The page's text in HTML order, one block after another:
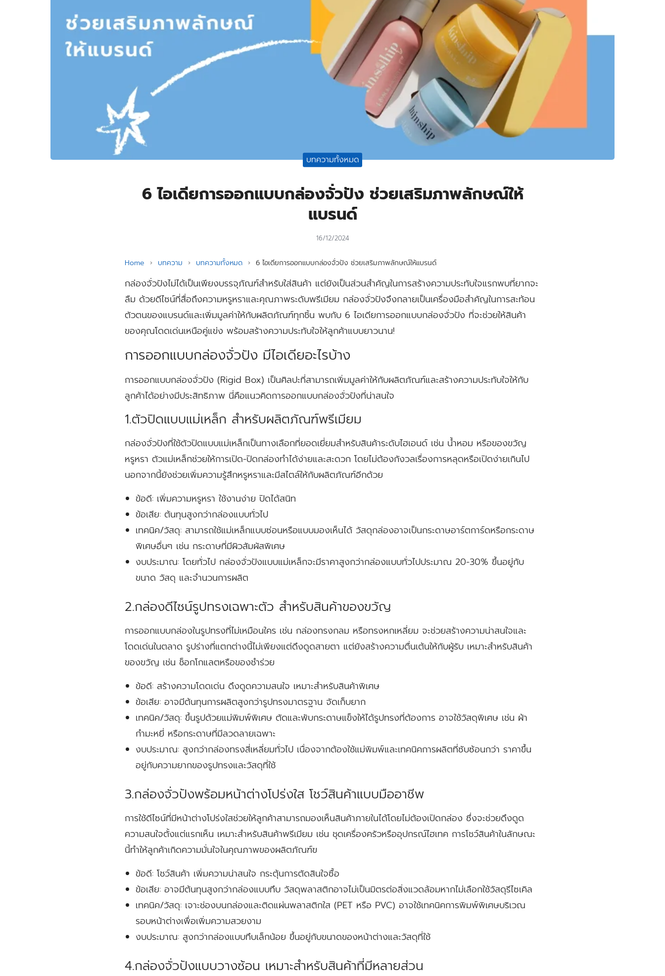
บทความทั้งหมด
6 ไอเดียการออกแบบกล่องจั่วปัง ช่วยเสริมภาพลักษณ์ให้
แบรนด์
16/12/2024
Home › บทความ › บทความทั้งหมด › 6 ไอเดียการออกแบบกล่องจั่วปัง ช่วยเสริมภาพลักษณ์ให้แบรนด์
กล่องจั่วปังไม่ได้เป็นเพียงบรรจุภัณฑ์สำหรับใส่สินค้า แต่ยังเป็นส่วนสำคัญในการสร้างความประทับใจแรกพบที่ยากจะ
ลืม ด้วยดีไซน์ที่สื่อถึงความหรูหราและคุณภาพระดับพรีเมียม กล่องจั่วปังจึงกลายเป็นเครื่องมือสำคัญในการสะท้อน
ตัวตนของแบรนด์และเพิ่มมูลค่าให้กับผลิตภัณฑ์ทุกชิ้น พบกับ 6 ไอเดียการออกแบบกล่องจั่วปัง ที่จะช่วยให้สินค้า
ของคุณโดดเด่นเหนือคู่แข่ง พร้อมสร้างความประทับใจให้ลูกค้าแบบยาวนาน!
การออกแบบกล่องจั่วปัง มีไอเดียอะไรบ้าง
การออกแบบกล่องจั่วปัง (Rigid Box) เป็นศิลปะที่สามารถเพิ่มมูลค่าให้กับผลิตภัณฑ์และสร้างความประทับใจให้กับ
ลูกค้าได้อย่างมีประสิทธิภาพ นี่คือแนวคิดการออกแบบกล่องจั่วปังที่น่าสนใจ
1.ตัวปิดแบบแม่เหล็ก สำหรับผลิตภัณฑ์พรีเมียม
กล่องจั่วปังที่ใช้ตัวปิดแบบแม่เหล็กเป็นทางเลือกที่ยอดเยี่ยมสำหรับสินค้าระดับไฮเอนด์ เช่น น้ำหอม หรือของขวัญ
หรูหรา ตัวแม่เหล็กช่วยให้การเปิด-ปิดกล่องทำได้ง่ายและสะดวก โดยไม่ต้องกังวลเรื่องการหลุดหรือเปิดง่ายเกินไป
นอกจากนี้ยังช่วยเพิ่มความรู้สึกหรูหราและมีสไตล์ให้กับผลิตภัณฑ์อีกด้วย
ข้อดี:เพิ่มความหรูหรา ใช้งานง่าย ปิดได้สนิท
ข้อเสีย:ต้นทุนสูงกว่ากล่องแบบทั่วไป
เทคนิค/วัสดุ:สามารถใช้แม่เหล็กแบบซ่อนหรือแบบมองเห็นได้ วัสดุกล่องอาจเป็นกระดาษอาร์ตการ์ดหรือกระดาษ
พิเศษอื่นๆ เช่น กระดาษที่มีผิวสัมผัสพิเศษ
งบประมาณ:โดยทั่วไป กล่องจั่วปังแบบแม่เหล็กจะมีราคาสูงกว่ากล่องแบบทั่วไปประมาณ 20-30% ขึ้นอยู่กับ
ขนาด วัสดุ และจำนวนการผลิต
2.กล่องดีไซน์รูปทรงเฉพาะตัว สำหรับสินค้าของขวัญ
การออกแบบกล่องในรูปทรงที่ไม่เหมือนใคร เช่น กล่องทรงกลม หรือทรงหกเหลี่ยม จะช่วยสร้างความน่าสนใจและ
โดดเด่นในตลาด รูปร่างที่แตกต่างนี้ไม่เพียงแต่ดึงดูดสายตา แต่ยังสร้างความตื่นเต้นให้กับผู้รับ เหมาะสำหรับสินค้า
ของขวัญ เช่น ช็อกโกแลตหรือของชำร่วย
ข้อดี:สร้างความโดดเด่น ดึงดูดความสนใจ เหมาะสำหรับสินค้าพิเศษ
ข้อเสีย:อาจมีต้นทุนการผลิตสูงกว่ารูปทรงมาตรฐาน จัดเก็บยาก
เทคนิค/วัสดุ:ขึ้นรูปด้วยแม่พิมพ์พิเศษ ตัดและพับกระดาษแข็งให้ได้รูปทรงที่ต้องการ อาจใช้วัสดุพิเศษ เช่น ผ้า
กำมะหยี่ หรือกระดาษที่มีลวดลายเฉพาะ
งบประมาณ:สูงกว่ากล่องทรงสี่เหลี่ยมทั่วไป เนื่องจากต้องใช้แม่พิมพ์และเทคนิคการผลิตที่ซับซ้อนกว่า ราคาขึ้น
อยู่กับความยากของรูปทรงและวัสดุที่ใช้
3.กล่องจั่วปังพร้อมหน้าต่างโปร่งใส โชว์สินค้าแบบมืออาชีพ
การใช้ดีไซน์ที่มีหน้าต่างโปร่งใสช่วยให้ลูกค้าสามารถมองเห็นสินค้าภายในได้โดยไม่ต้องเปิดกล่อง ซึ่งจะช่วยดึงดูด
ความสนใจตั้งแต่แรกเห็น เหมาะสำหรับสินค้าพรีเมียม เช่น ชุดเครื่องครัวหรืออุปกรณ์ไฮเทค การโชว์สินค้าในลักษณะ
นี้ทำให้ลูกค้าเกิดความมั่นใจในคุณภาพของผลิตภัณฑ์ฃ
ข้อดี: โชว์สินค้า เพิ่มความน่าสนใจ กระตุ้นการตัดสินใจซื้อ
ข้อเสีย:อาจมีต้นทุนสูงกว่ากล่องแบบทึบ วัสดุพลาสติกอาจไม่เป็นมิตรต่อสิ่งแวดล้อมหากไม่เลือกใช้วัสดุรีไซเคิล
เทคนิค/วัสดุ: เจาะช่องบนกล่องและติดแผ่นพลาสติกใส (PET หรือ PVC) อาจใช้เทคนิคการพิมพ์พิเศษบริเวณ
รอบหน้าต่างเพื่อเพิ่มความสวยงาม
งบประมาณ:สูงกว่ากล่องแบบทึบเล็กน้อย ขึ้นอยู่กับขนาดของหน้าต่างและวัสดุที่ใช้
4.กล่องจั่วปังแบบวางซ้อน เหมาะสำหรับสินค้าที่มีหลายส่วน